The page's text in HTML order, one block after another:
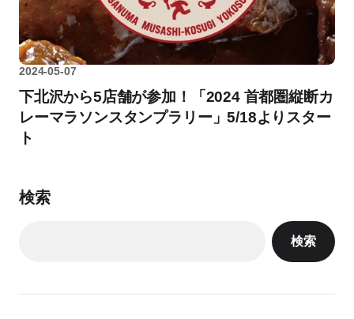
2024-05-07
下北沢から5店舗が参加！「2024 首都圏縦断カ
レーマラソンスタンプラリー」5/18よりスター
ト
検索
検索